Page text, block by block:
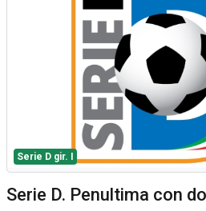
Serie D gir. I
Serie D. Penultima con